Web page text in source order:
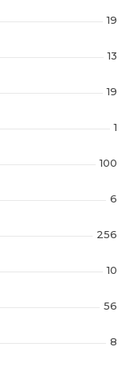
19
13
19
1
100
6
256
10
56
8